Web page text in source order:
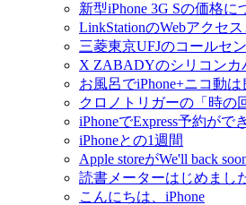
新型iPhone 3G Sの価格に
LinkStationのWebアクセ
三菱東京UFJのコールセ
X ZABADYのシリコンカ
お風呂でiPhone+ニコ動は
クロノトリガーの「時の
iPhoneでExpress予約がで
iPhoneとの1週間
Apple storeがWe'll back
読書メーターはじめまし
こんにちは、iPhone